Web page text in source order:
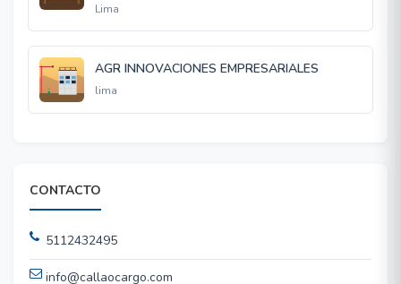
Lima
AGR INNOVACIONES EMPRESARIALES
lima
CONTACTO
5112432495
info@callaocargo.com